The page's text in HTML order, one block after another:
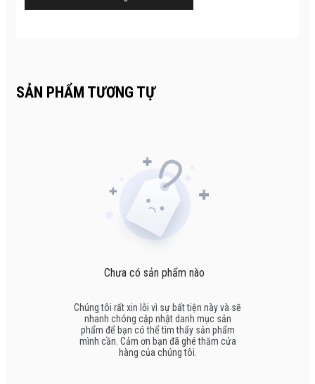
SẢN PHẨM TƯƠNG TỰ
Chưa có sản phẩm nào
Chúng tôi rất xin lỗi vì sự bất tiện này và sẽ
nhanh chóng cập nhật danh mục sản
phẩm để bạn có thể tìm thấy sản phẩm
mình cần. Cảm ơn bạn đã ghé thăm cửa
hàng của chúng tôi.